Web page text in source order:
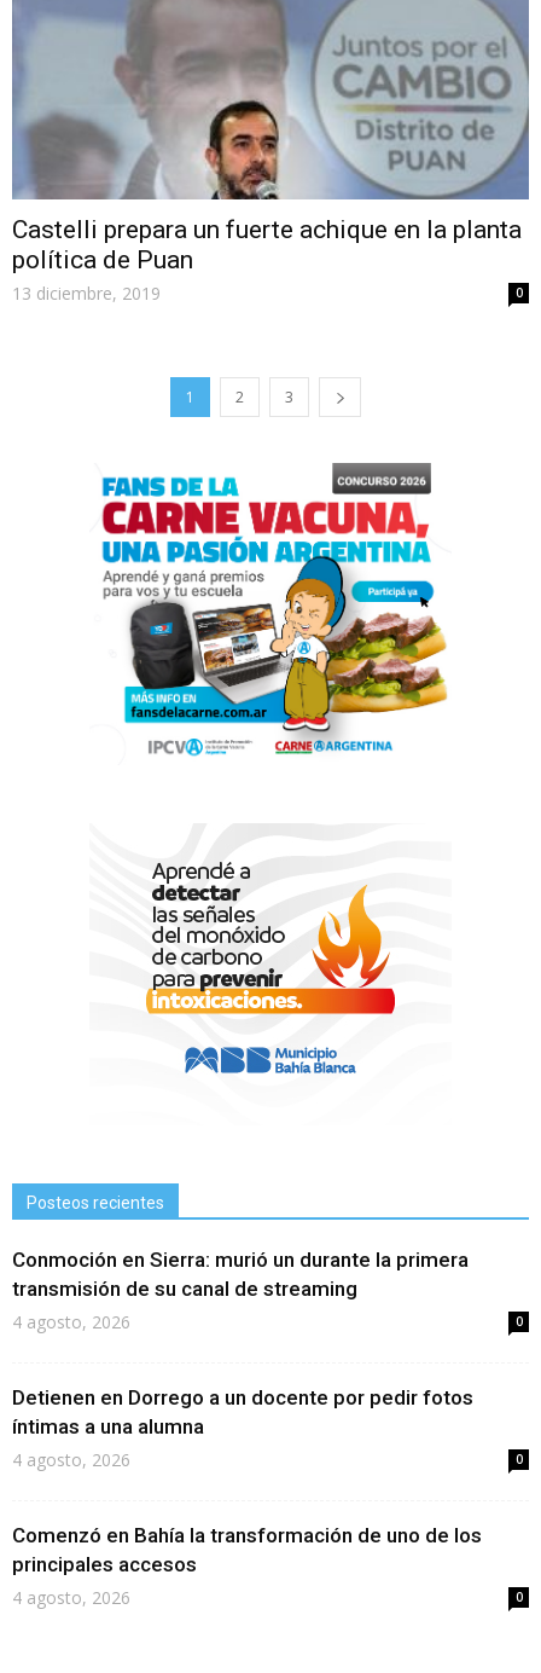
Castelli prepara un fuerte achique en la planta
política de Puan
13 diciembre, 2019 0
1 2 3
Posteos recientes
Conmoción en Sierra: murió un durante la primera
transmisión de su canal de streaming
4 agosto, 2026 0
Detienen en Dorrego a un docente por pedir fotos
íntimas a una alumna
4 agosto, 2026 0
Comenzó en Bahía la transformación de uno de los
principales accesos
4 agosto, 2026 0